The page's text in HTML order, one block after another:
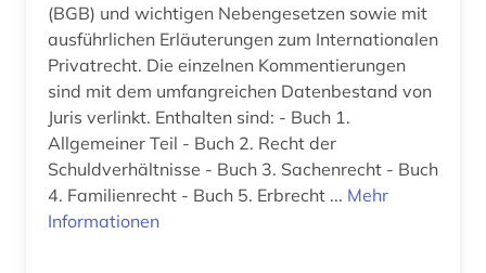
einkommensteuergesetz (2)
einkommensteuerrecht (1)
einrichtung (1)
einwanderer (1)
einwanderung (2)
(BGB) und wichtigen Nebengesetzen sowie mit
ausführlichen Erläuterungen zum Internationalen
Privatrecht. Die einzelnen Kommentierungen
sind mit dem umfangreichen Datenbestand von
Juris verlinkt. Enthalten sind: - Buch 1.
Allgemeiner Teil - Buch 2. Recht der
Schuldverhältnisse - Buch 3. Sachenrecht - Buch
4. Familienrecht - Buch 5. Erbrecht ... Mehr
Informationen